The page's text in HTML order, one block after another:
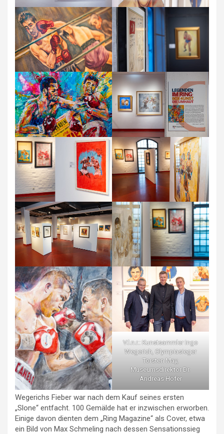
V.l.n.r.: Kunstsammler Ingo
Wegerich, Olympiasieger
Torsten May,
Museumsdirektor Dr.
Andreas Höfer
Wegerichs Fieber war nach dem Kauf seines ersten
„Slone“ entfacht. 100 Gemälde hat er inzwischen erworben.
Einige davon dienten dem „Ring Magazine“ als Cover, etwa
ein Bild von Max Schmeling nach dessen Sensationssieg